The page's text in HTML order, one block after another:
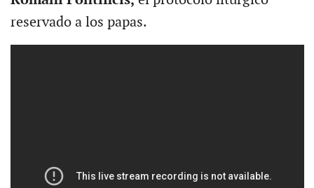
reservado a los papas.